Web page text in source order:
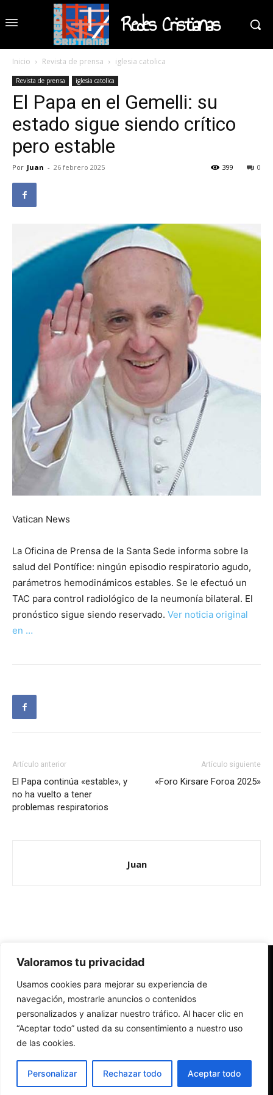
Valoramos tu privacidad
Usamos cookies para mejorar su experiencia de
navegación, mostrarle anuncios o contenidos
personalizados y analizar nuestro tráfico. Al hacer clic en
“Aceptar todo” usted da su consentimiento a nuestro uso
de las cookies.
Personalizar Rechazar todo Aceptar todo
Redes Cristianas
Inicio Revista de prensa iglesia catolica
Revista de prensa iglesia catolica
El Papa en el Gemelli: su
estado sigue siendo crítico
pero estable
Por Juan - 26 febrero 2025 0
399
Vatican News
La Oficina de Prensa de la Santa Sede informa sobre la
salud del Pontífice: ningún episodio respiratorio agudo,
parámetros hemodinámicos estables. Se le efectuó un
TAC para control radiológico de la neumonía bilateral. El
pronóstico sigue siendo reservado. Ver noticia original
en …
Artículo anterior
El Papa continúa «estable», y
no ha vuelto a tener
problemas respiratorios
Artículo siguiente
«Foro Kirsare Foroa 2025»
Juan
Redes Cristianas
Una mirada alternativa sobre la Iglesia católica y la sociedad
- Colectivos de Redes Cristianas